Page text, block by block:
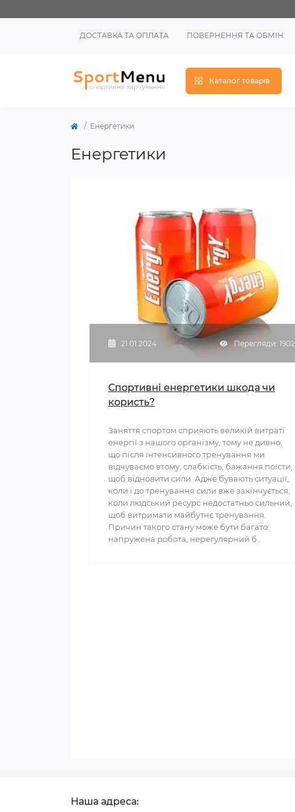
ДОСТАВКА ТА ОПЛАТА ПОВЕРНЕННЯ ТА ОБМІН
Каталог товарів
Енергетики
Енергетики
21.01.2024 Перегляди: 1902
Спортивні енергетики шкода чи
користь?
Заняття спортом сприяють великій витраті
енергії з нашого організму, тому не дивно,
що після інтенсивного тренування ми
відчуваємо втому, слабкість, бажання поїсти,
щоб відновити сили. Адже бувають ситуації,
коли і до тренування сили вже закінчується,
коли людський ресурс недостатньо сильний,
щоб витримати майбутнє тренування.
Причин такого стану може бути багато:
напружена робота, нерегулярний б..
Наша адреса: